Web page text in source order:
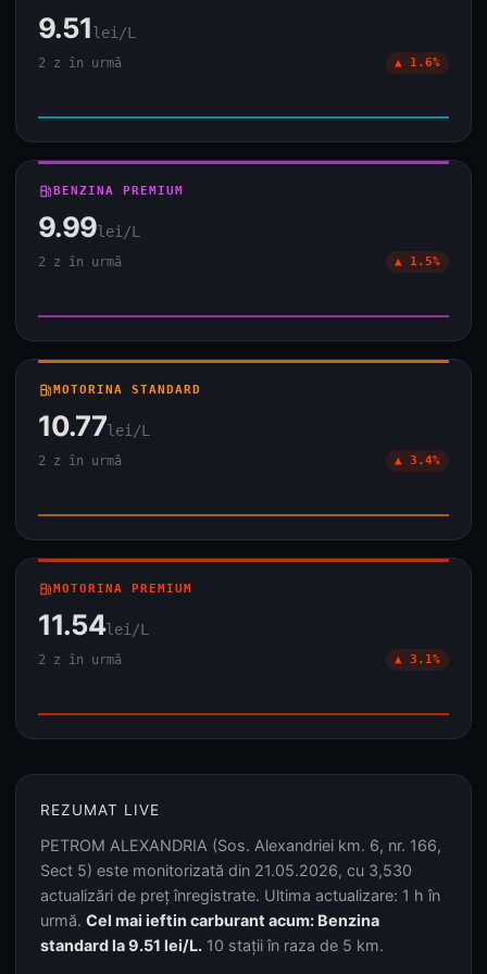
9.51lei/L
2 z în urmă ▲ 1.6%
local_gas_stationBENZINA PREMIUM
9.99lei/L
2 z în urmă ▲ 1.5%
local_gas_stationMOTORINA STANDARD
10.77lei/L
2 z în urmă ▲ 3.4%
local_gas_stationMOTORINA PREMIUM
11.54lei/L
2 z în urmă ▲ 3.1%
REZUMAT LIVE
PETROM ALEXANDRIA (Sos. Alexandriei km. 6, nr. 166,
Sect 5) este monitorizată din 21.05.2026, cu 3,530
actualizări de preț înregistrate. Ultima actualizare: 1 h în
urmă. Cel mai ieftin carburant acum: Benzina
standard la 9.51 lei/L. 10 stații în raza de 5 km.